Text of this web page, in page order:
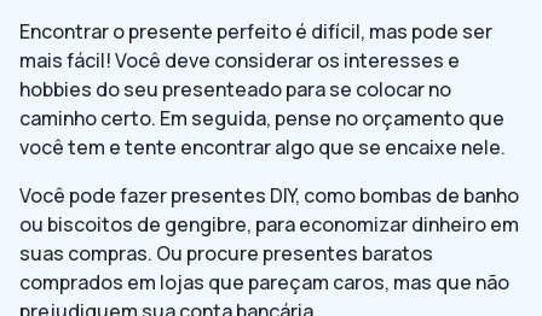
Encontrar o presente perfeito é difícil, mas pode ser
mais fácil! Você deve considerar os interesses e
hobbies do seu presenteado para se colocar no
caminho certo. Em seguida, pense no orçamento que
você tem e tente encontrar algo que se encaixe nele.
Você pode fazer presentes DIY, como bombas de banho
ou biscoitos de gengibre, para economizar dinheiro em
suas compras. Ou procure presentes baratos
comprados em lojas que pareçam caros, mas que não